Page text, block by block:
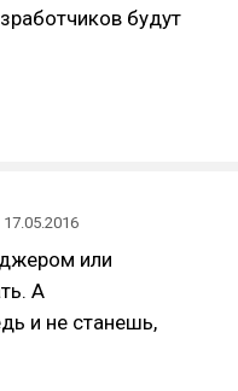
будут
17.05.2016
или
А
и не станешь,